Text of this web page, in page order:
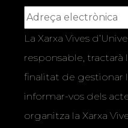
La Xarxa Vives
responsable, tractarà
finalitat de gestionar
informar-vos dels
organitza la Xarxa